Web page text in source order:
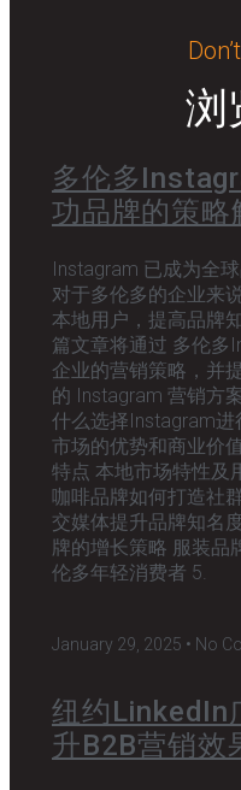
浏
多伦多
功品牌的策略
Instagram 已成为全
对于多伦多的企业来
本地用户，提高品牌
篇文章将通过 多伦多
企业的营销策略，并
的 Instagram 营销方
什么选择Instagram
市场的优势和商业价
特点 本地市场特性及
咖啡品牌如何打造社
交媒体提升品牌知名
牌的增长策略 服装品
伦多年轻消费者 5.
January 29, 2025 No
纽约LinkedIn
升B2B营销效